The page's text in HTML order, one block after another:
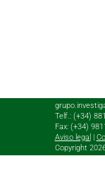
Telf.: (+34)
Fax: (+34)
Aviso legal
Copyright